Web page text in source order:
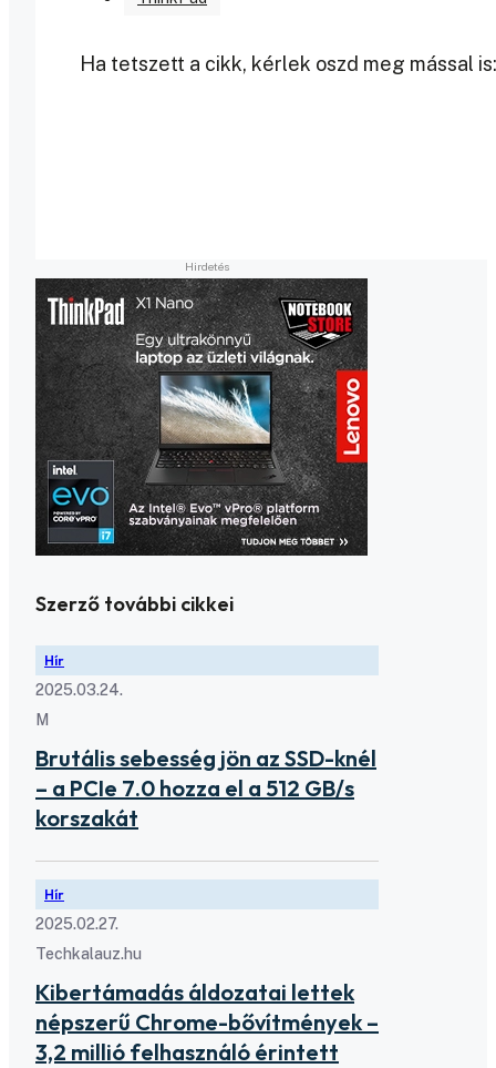
Ha tetszett a cikk, kérlek oszd meg mással is:
Szerző további cikkei
Hír
2025.03.24.
M
Brutális sebesség jön az SSD-knél
– a PCIe 7.0 hozza el a 512 GB/s
korszakát
Hír
2025.02.27.
Techkalauz.hu
Kibertámadás áldozatai lettek
népszerű Chrome-bővítmények –
3,2 millió felhasználó érintett